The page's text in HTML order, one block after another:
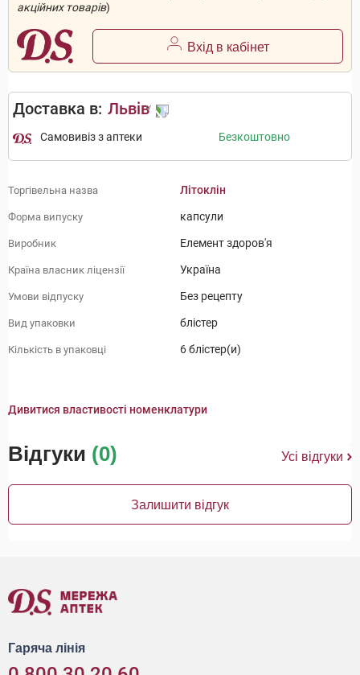
акційних товарів)
Вхід в кабінет
Доставка в: Львів
Самовивіз з аптеки Безкоштовно
Торгівельна назва Літоклін
Форма випуску капсули
Виробник Елемент здоров'я
Країна власник ліцензії Україна
Умови відпуску Без рецепту
Вид упаковки блістер
Кількість в упаковці 6 блістер(и)
Дивитися властивості номенклатури
Відгуки (0) Усі відгуки
Залишити відгук
Гаряча лінія